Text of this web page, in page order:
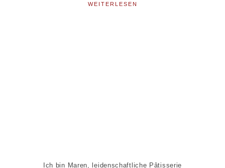
WEITERLESEN
Ich bin Maren, leidenschaftliche Pâtisserie